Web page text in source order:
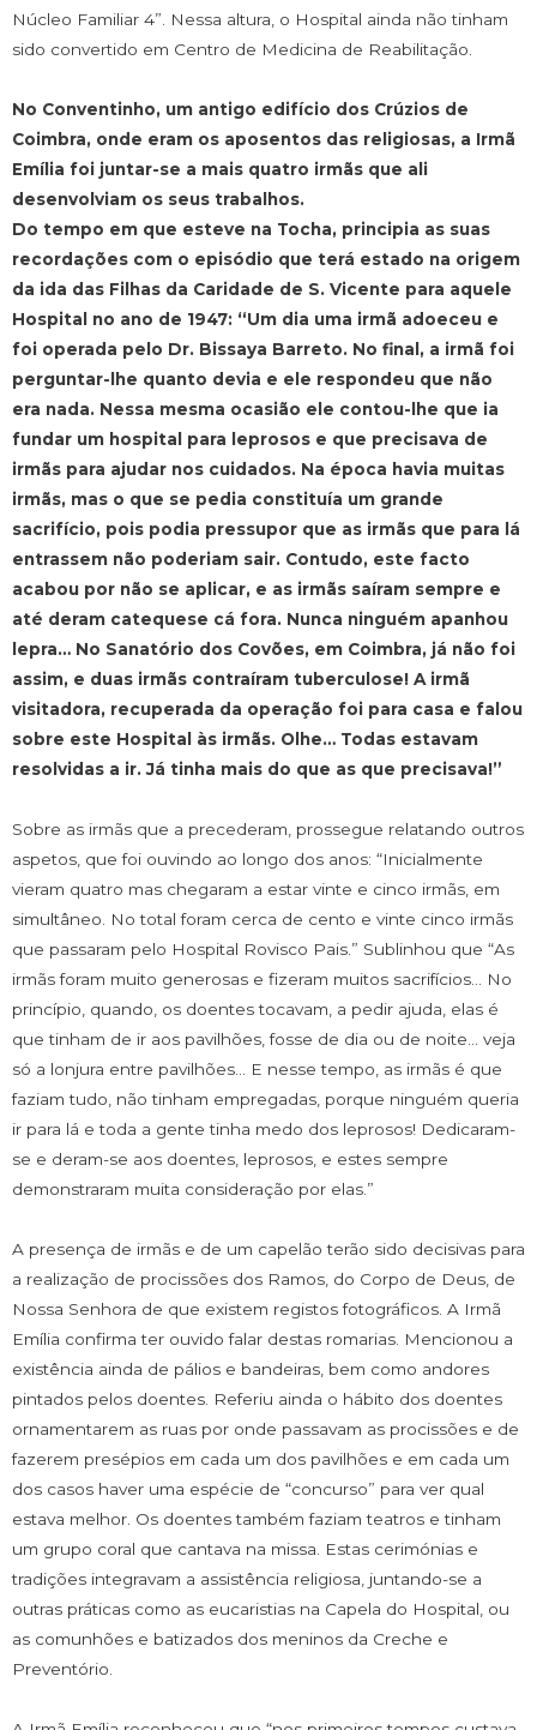
Núcleo Familiar 4”. Nessa altura, o Hospital ainda não tinham
sido convertido em Centro de Medicina de Reabilitação.
No Conventinho, um antigo edifício dos Crúzios de
Coimbra, onde eram os aposentos das religiosas, a Irmã
Emília foi juntar-se a mais quatro irmãs que ali
desenvolviam os seus trabalhos.
Do tempo em que esteve na Tocha, principia as suas
recordações com o episódio que terá estado na origem
da ida das Filhas da Caridade de S. Vicente para aquele
Hospital no ano de 1947: “Um dia uma irmã adoeceu e
foi operada pelo Dr. Bissaya Barreto. No final, a irmã foi
perguntar-lhe quanto devia e ele respondeu que não
era nada. Nessa mesma ocasião ele contou-lhe que ia
fundar um hospital para leprosos e que precisava de
irmãs para ajudar nos cuidados. Na época havia muitas
irmãs, mas o que se pedia constituía um grande
sacrifício, pois podia pressupor que as irmãs que para lá
entrassem não poderiam sair. Contudo, este facto
acabou por não se aplicar, e as irmãs saíram sempre e
até deram catequese cá fora. Nunca ninguém apanhou
lepra… No Sanatório dos Covões, em Coimbra, já não foi
assim, e duas irmãs contraíram tuberculose! A irmã
visitadora, recuperada da operação foi para casa e falou
sobre este Hospital às irmãs. Olhe… Todas estavam
resolvidas a ir. Já tinha mais do que as que precisava!”
Sobre as irmãs que a precederam, prossegue relatando outros
aspetos, que foi ouvindo ao longo dos anos: “Inicialmente
vieram quatro mas chegaram a estar vinte e cinco irmãs, em
simultâneo. No total foram cerca de cento e vinte cinco irmãs
que passaram pelo Hospital Rovisco Pais.” Sublinhou que “As
irmãs foram muito generosas e fizeram muitos sacrifícios… No
princípio, quando, os doentes tocavam, a pedir ajuda, elas é
que tinham de ir aos pavilhões, fosse de dia ou de noite… veja
só a lonjura entre pavilhões… E nesse tempo, as irmãs é que
faziam tudo, não tinham empregadas, porque ninguém queria
ir para lá e toda a gente tinha medo dos leprosos! Dedicaram-
se e deram-se aos doentes, leprosos, e estes sempre
demonstraram muita consideração por elas.”
A presença de irmãs e de um capelão terão sido decisivas para
a realização de procissões dos Ramos, do Corpo de Deus, de
Nossa Senhora de que existem registos fotográficos. A Irmã
Emília confirma ter ouvido falar destas romarias. Mencionou a
existência ainda de pálios e bandeiras, bem como andores
pintados pelos doentes. Referiu ainda o hábito dos doentes
ornamentarem as ruas por onde passavam as procissões e de
fazerem presépios em cada um dos pavilhões e em cada um
dos casos haver uma espécie de “concurso” para ver qual
estava melhor. Os doentes também faziam teatros e tinham
um grupo coral que cantava na missa. Estas cerimónias e
tradições integravam a assistência religiosa, juntando-se a
outras práticas como as eucaristias na Capela do Hospital, ou
as comunhões e batizados dos meninos da Creche e
Preventório.